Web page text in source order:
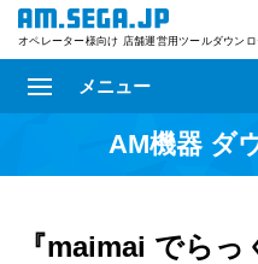
オペレーター様向け 店舗運営用ツールダウンロ
メニュー
AM機器 ダ
『maimai でらっ